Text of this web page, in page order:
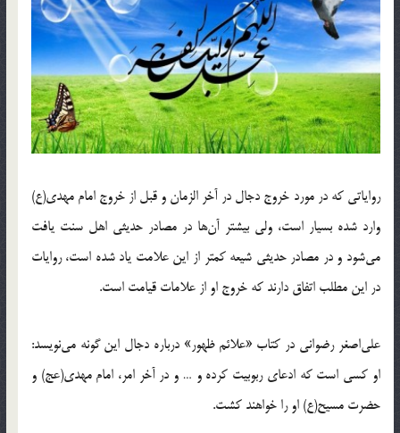
روایاتى که در مورد خروج دجال در آخر الزمان و قبل از خروج امام مهدى(ع)
وارد شده بسیار است، ولى بیشتر آن‌ها در مصادر حدیثى اهل سنت یافت
مى‌شود و در مصادر حدیثى شیعه کمتر از این علامت یاد شده است، روایات
در این مطلب اتفاق دارند که خروج او از علامات قیامت است.
علی‌اصغر رضوانی در کتاب «علائم ظهور» درباره دجال این گونه می‌نویسد:
او کسى است که ادعاى ربوبیت کرده و … و در آخر امر، امام مهدى(عج) و
حضرت مسیح(ع) او را خواهند کشت.